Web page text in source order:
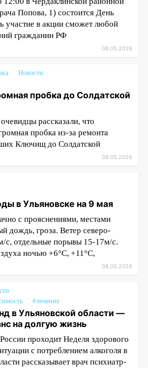
Попова, 1) состоится День
участие в акции сможет любой
гражданин РФ
08.05.2026
Новости
пробка до Солдатской
рассказали, что
пробка из-за ремонта
Ключищ до Солдатской
08.05.2026
в Ульяновске на 9 мая
с прояснениями, местами
дождь, гроза. Ветер северо-
с, отдельные порывы 15-17м/с.
ночью +6°С, +11°С,
08.05.2026
#лечение
в Ульяновской области —
на долгую жизнь
проходит Неделя здорового
с потреблением алкоголя в
рассказывает врач психиатр-